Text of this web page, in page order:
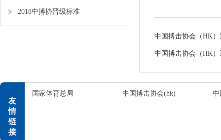
2018中搏协晋级标准
中国搏击协会（HK）
中国搏击协会（HK）
友
情
链
接
国家体育总局 中国搏击协会(hk) 中